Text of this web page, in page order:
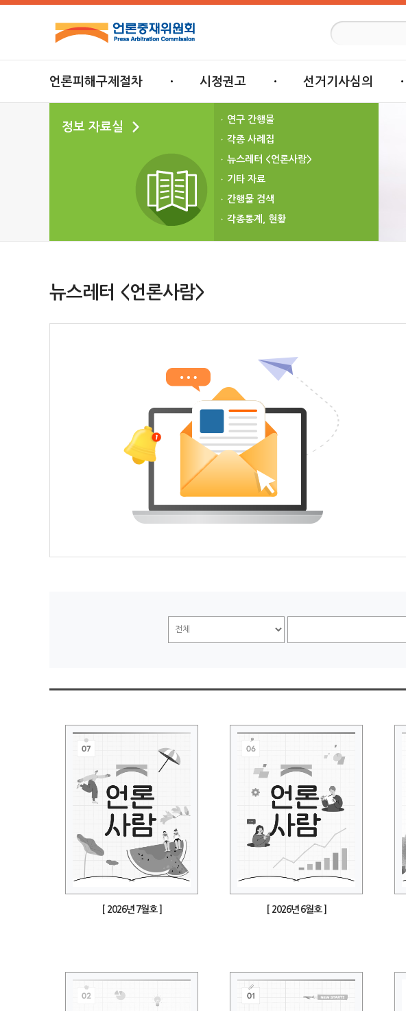
언론피해구제절차 시정권고 선거기사심의
정보 자료실
연구 간행물
각종 사례집
뉴스레터 <언론사람>
기타 자료
간행물 검색
각종통계, 현황
뉴스레터 <언론사람>
[ 2026년 7월호 ] [ 2026년 6월호 ]